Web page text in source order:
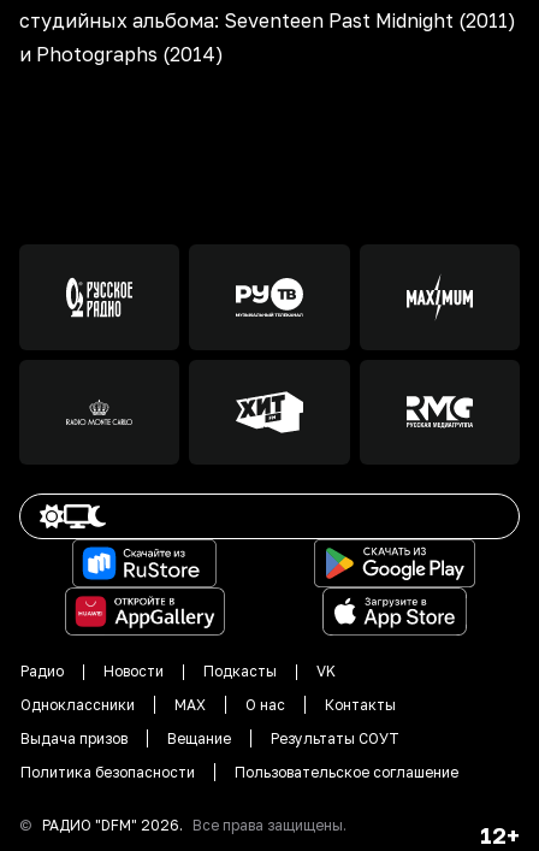
студийных альбома: Seventeen Past Midnight (2011)
и Photographs (2014)
Радио Новости Подкасты
VK
Одноклассники
MAX О нас
Контакты
Выдача призов
Вещание
Результаты СОУТ
Политика безопасности
Пользовательское соглашение
© РАДИО "DFM" 2026. Все права защищены. 12+